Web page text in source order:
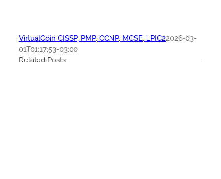
VirtualCoin CISSP, PMP, CCNP, MCSE, LPIC22026-03-
01T01:17:53-03:00
Related Posts